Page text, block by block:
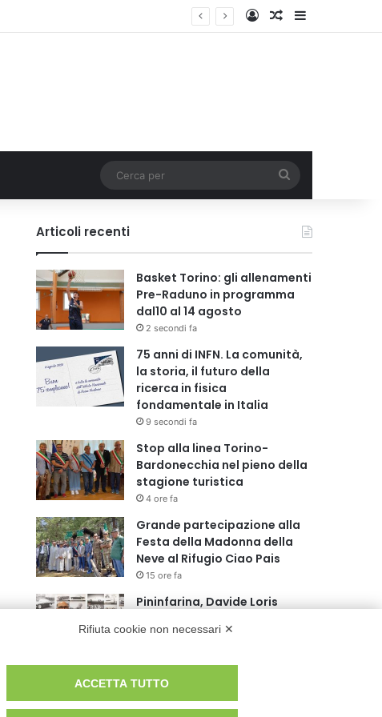
AccediUn articolo a
per
Articoli recenti
Basket Torino: gli allenamenti
Pre-Raduno in programma
dal10 al 14 agosto
2 secondi fa
75 anni di INFN. La comunità,
la storia, il futuro della
ricerca in fisica
fondamentale in Italia
9 secondi fa
Stop alla linea Torino-
Bardonecchia nel pieno della
stagione turistica
4 ore fa
Grande partecipazione alla
Festa della Madonna della
Neve al Rifugio Ciao Pais
15 ore fa
Pininfarina, Davide Loris
Creative Officer
Cesana Torinese: il secondo
cuore dell’estate
Rifiuta cookie non necessari ✕
ACCETTA TUTTO